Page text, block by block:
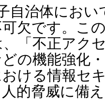
自治体にお
欠です。こ
、「不正アク
どの機能強化
ける情報セ
的脅威に備